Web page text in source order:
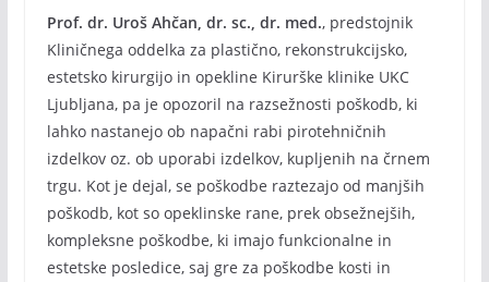
Prof. dr. Uroš Ahčan, dr. sc., dr. med., predstojnik
Kliničnega oddelka za plastično, rekonstrukcijsko,
estetsko kirurgijo in opekline Kirurške klinike UKC
Ljubljana, pa je opozoril na razsežnosti poškodb, ki
lahko nastanejo ob napačni rabi pirotehničnih
izdelkov oz. ob uporabi izdelkov, kupljenih na črnem
trgu. Kot je dejal, se poškodbe raztezajo od manjših
poškodb, kot so opeklinske rane, prek obsežnejših,
kompleksne poškodbe, ki imajo funkcionalne in
estetske posledice, saj gre za poškodbe kosti in